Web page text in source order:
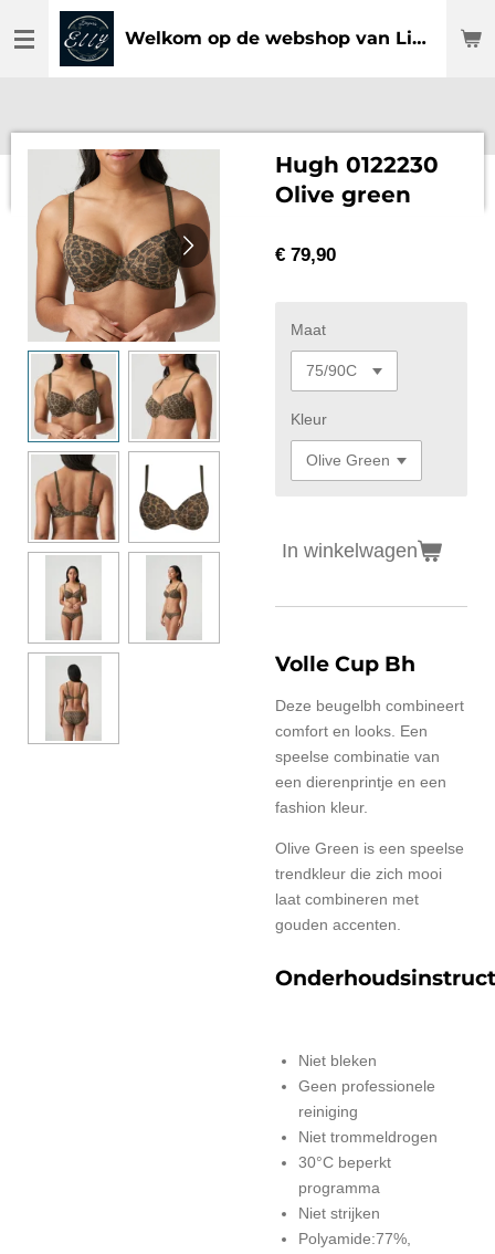
direct
Welkom op de webshop van Lingerie Elly
Hugh 0122230
Olive green
€ 79,90
Maat
Kleur
In winkelwagen
Volle Cup Bh
Deze beugelbh combineert
comfort en looks. Een
speelse combinatie van
een dierenprintje en een
fashion kleur.
Olive Green is een speelse
trendkleur die zich mooi
laat combineren met
gouden accenten.
Niet bleken
Geen professionele
reiniging
Niet trommeldrogen
30°C beperkt
programma
Niet strijken
Polyamide:77%,